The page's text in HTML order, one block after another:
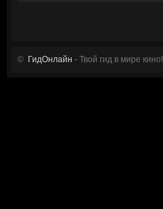
© ГидОнлайн - Твой гид в мире кино!